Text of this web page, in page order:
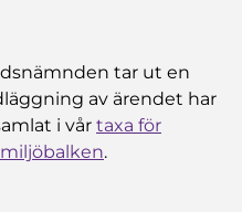
tar ut en
av ärendet har
i vår taxa för
.